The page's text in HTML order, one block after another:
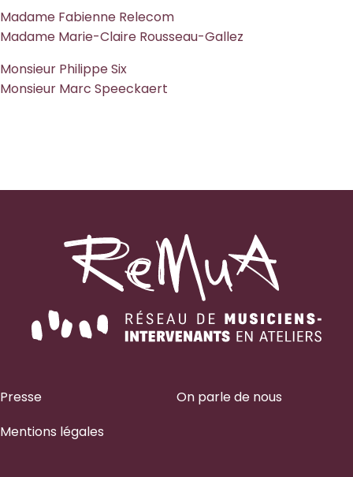
Madame Fabienne Relecom
Madame Marie-Claire Rousseau-Gallez
Monsieur Philippe Six
Monsieur Marc Speeckaert
Presse
On parle de nous
Mentions légales